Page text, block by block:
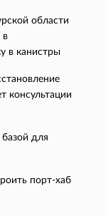
области
в
в канистры
консультации
для
порт-хаб